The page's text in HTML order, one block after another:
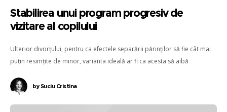
Stabilirea unui program progresiv de
vizitare al copilului
Ulterior divorțului, pentru ca efectele separării părinților să fie cât mai
puțin resimțite de minor, varianta ideală ar fi ca acesta să aibă
ambilor părinți, respectiv de a petrece timp aproximativ egal, atât cu
mama, cât și cu tatăl.
bySuciu Cristina